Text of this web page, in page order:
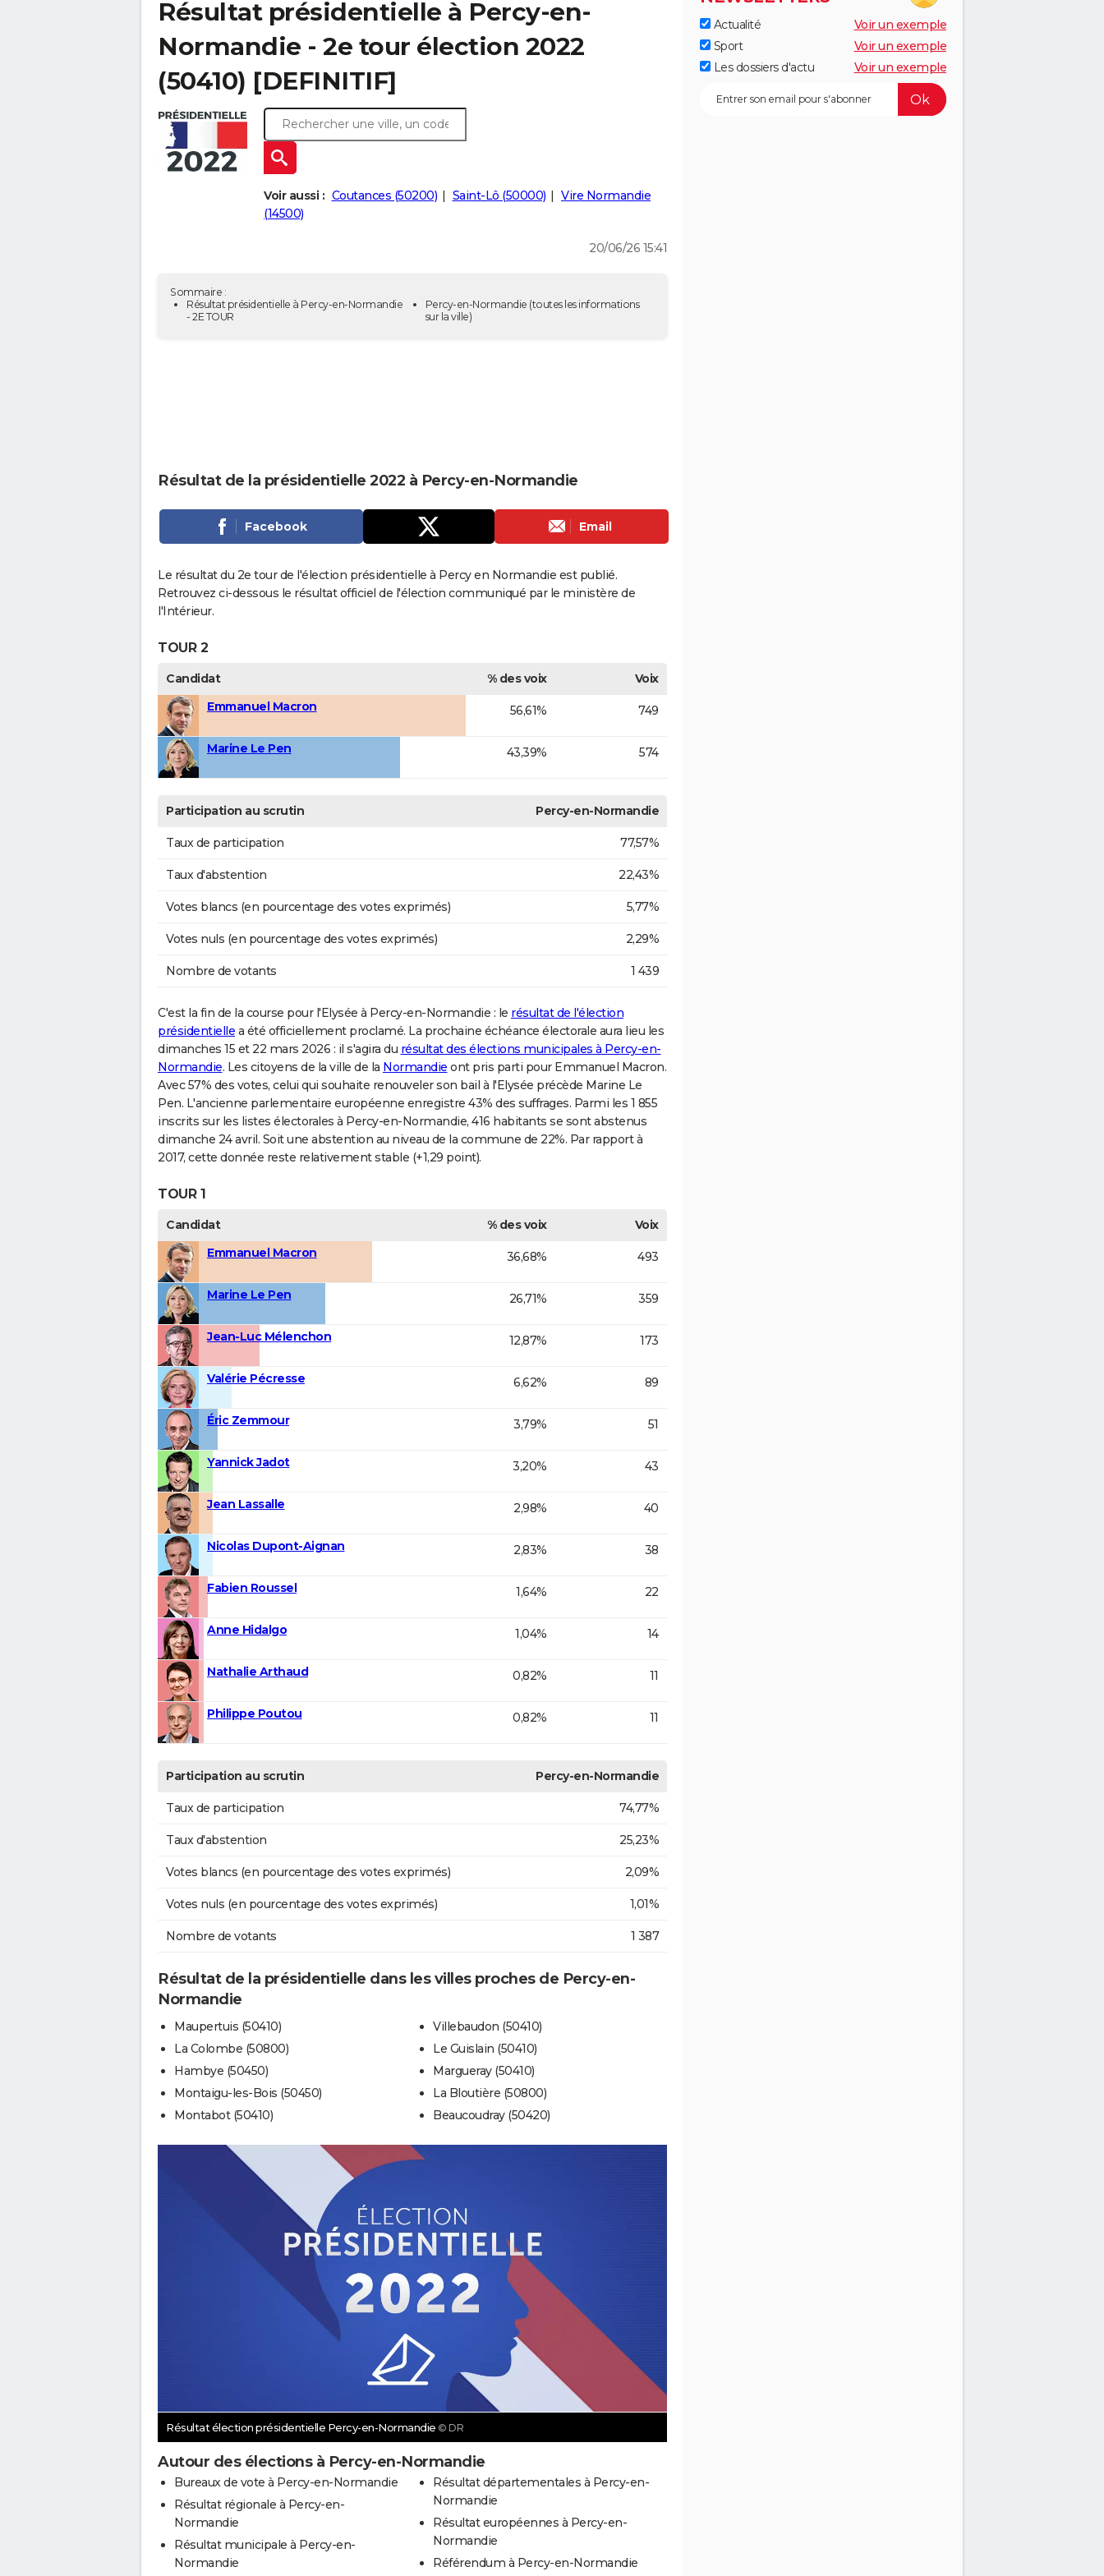
Résultat présidentielle à Percy-en-
Normandie - 2e tour élection 2022
(50410) [DEFINITIF]
Voir aussi : Coutances (50200) Saint-Lô (50000)
Vire Normandie
(14500)
20/06/26 15:41
Sommaire :
Résultat présidentielle à Percy-en-Normandie
- 2E TOUR
Percy-en-Normandie (toutes les informations
sur la ville)
Résultat de la présidentielle 2022 à Percy-en-Normandie
Facebook Email
Le résultat du 2e tour de l'élection présidentielle à Percy en Normandie est publié.
Retrouvez ci-dessous le résultat officiel de l'élection communiqué par le ministère de
l'Intérieur.
TOUR 2
Candidat % des voix
Voix
Emmanuel Macron
56,61% 749
Marine Le Pen 43,39% 574
Participation au scrutin Percy-en-Normandie
Taux de participation 77,57%
Taux d'abstention 22,43%
Votes blancs (en pourcentage des votes exprimés) 5,77%
Votes nuls (en pourcentage des votes exprimés) 2,29%
Nombre de votants 1 439
C'est la fin de la course pour l'Elysée à Percy-en-Normandie : le résultat de l'élection
présidentielle a été officiellement proclamé. La prochaine échéance électorale aura lieu les
dimanches 15 et 22 mars 2026 : il s'agira du résultat des élections municipales à Percy-en-
Normandie. Les citoyens de la ville de la Normandie ont pris parti pour Emmanuel Macron.
Avec 57% des votes, celui qui souhaite renouveler son bail à l'Elysée précède Marine Le
Pen. L'ancienne parlementaire européenne enregistre 43% des suffrages. Parmi les 1 855
inscrits sur les listes électorales à Percy-en-Normandie, 416 habitants se sont abstenus
dimanche 24 avril. Soit une abstention au niveau de la commune de 22%. Par rapport à
2017, cette donnée reste relativement stable (+1,29 point).
TOUR 1
Candidat % des voix
Voix
Emmanuel Macron
36,68% 493
Marine Le Pen 26,71% 359
Jean-Luc Mélenchon 12,87% 173
Valérie Pécresse 6,62% 89
Éric Zemmour 3,79% 51
Yannick Jadot 3,20% 43
Jean Lassalle 2,98% 40
Nicolas Dupont-Aignan 2,83% 38
Fabien Roussel 1,64% 22
Anne Hidalgo 1,04% 14
Nathalie Arthaud 0,82% 11
Philippe Poutou 0,82% 11
Participation au scrutin Percy-en-Normandie
Taux de participation 74,77%
Taux d'abstention 25,23%
Votes blancs (en pourcentage des votes exprimés) 2,09%
Votes nuls (en pourcentage des votes exprimés) 1,01%
Nombre de votants 1 387
Résultat de la présidentielle dans les villes proches de Percy-en-
Normandie
Maupertuis (50410)
La Colombe (50800)
Hambye (50450)
Montaigu-les-Bois (50450)
Montabot (50410)
Villebaudon (50410)
Le Guislain (50410)
Margueray (50410)
La Bloutière (50800)
Beaucoudray (50420)
Résultat élection présidentielle Percy-en-Normandie © DR
Autour des élections à Percy-en-Normandie
Bureaux de vote à Percy-en-Normandie
Résultat régionale à Percy-en-
Normandie
Résultat municipale à Percy-en-
Normandie
Résultat départementales à Percy-en-
Normandie
Résultat européennes à Percy-en-
Normandie
Référendum à Percy-en-Normandie
Actualité
Voir un exemple
Sport
Voir un exemple
Les dossiers d'actu
Voir un exemple